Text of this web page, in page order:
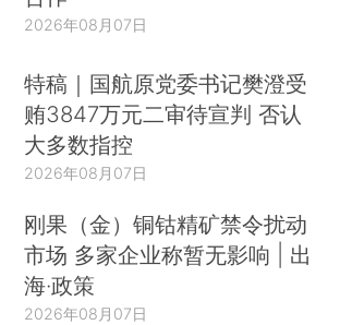
2026年08月07日
特稿｜国航原党委书记樊澄受
贿3847万元二审待宣判 否认
大多数指控
2026年08月07日
刚果（金）铜钴精矿禁令扰动
市场 多家企业称暂无影响 | 出
海·政策
2026年08月07日